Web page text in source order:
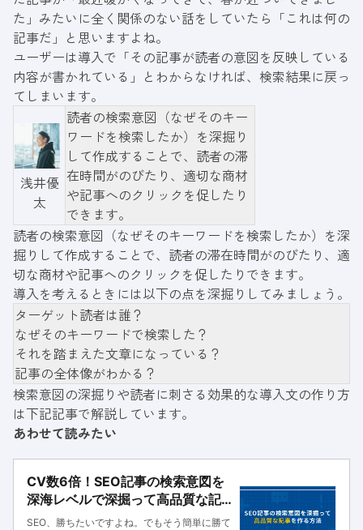
た」みたいに全く関係のない話をしていたら「これは何の
記事だ」と思いますよね。
ユーザーは導入で「その記事が読者の意図を反映している
内容が書かれている」とわからなければ、検索結果に戻っ
てしまいます。
浅井優
太
読者の検索意図（なぜそのキー
ワードを検索したか）を深掘り
して作成することで、読者の滞
在時間がのびたり、適切な商材
や記事へのクリックを促したり
できます。
読者の検索意図（なぜそのキーワードを検索したか）を深
掘りして作成することで、読者の滞在時間がのびたり、適
切な商材や記事へのクリックを促したりできます。
導入を考えるときには以下の点を深掘りしてみましょう。
ターゲット読者は誰？
なぜそのキーワードで検索した？
それを踏まえた文章になっている？
記事の全体像がわかる？
検索意図の深掘りや読者に刺さる効果的な導入文の作り方
は下記記事で解説しています。
あわせて読みたい
CV数6倍！SEO記事の検索意図を
深海レベルで深掘って高品質な記
事を作る方法
SEO、勝ちたいですよね。でもそう簡単に勝て